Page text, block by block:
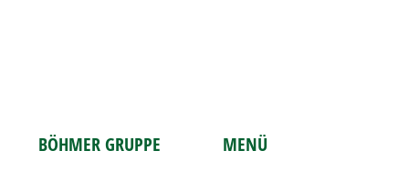
BÖHMER GRUPPE MENÜ